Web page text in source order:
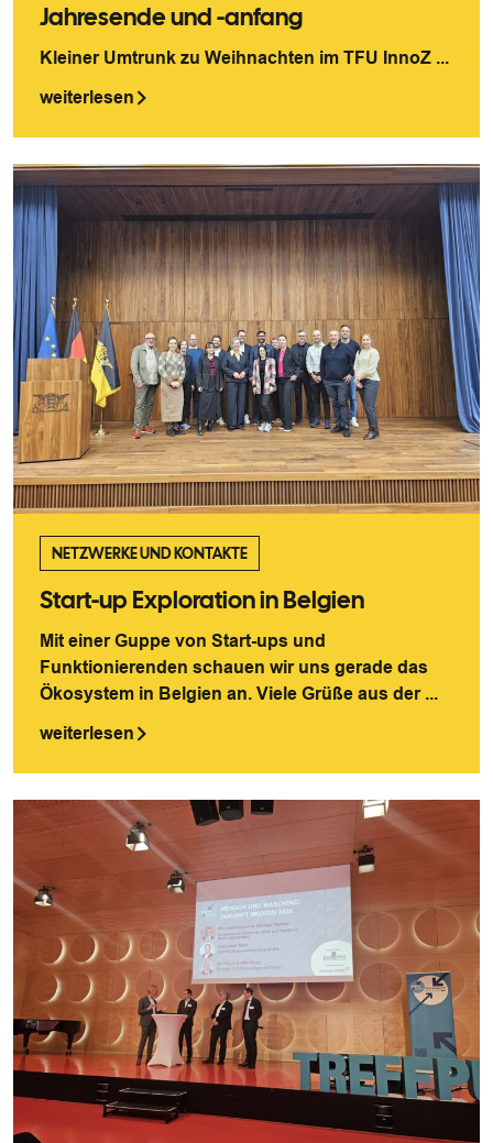
Jahresende und -anfang
Kleiner Umtrunk zu Weihnachten im TFU InnoZ ...
weiterlesen
NETZWERKE UND KONTAKTE
Start-up Exploration in Belgien
Mit einer Guppe von Start-ups und
Funktionierenden schauen wir uns gerade das
Ökosystem in Belgien an. Viele Grüße aus der ...
weiterlesen